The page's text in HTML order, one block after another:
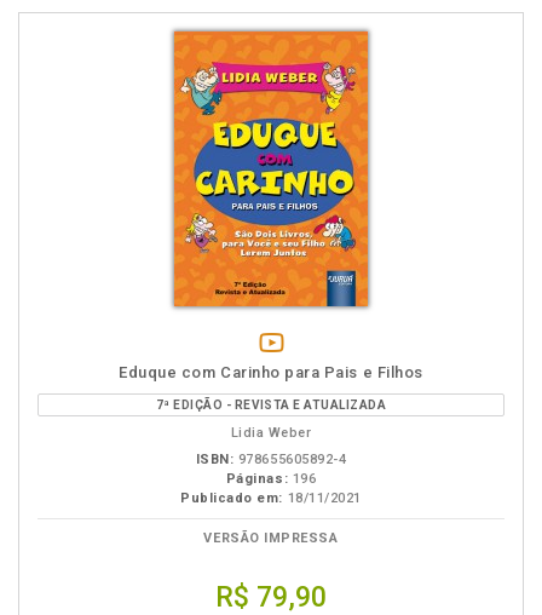
vídeo
da
obra
Eduque com Carinho para Pais e Filhos
7ª EDIÇÃO - REVISTA E ATUALIZADA
Lidia Weber
ISBN: 978655605892-4
Páginas: 196
Publicado em: 18/11/2021
VERSÃO IMPRESSA
R$ 79,90